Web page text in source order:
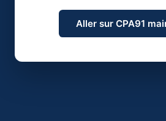
Aller sur CPA91